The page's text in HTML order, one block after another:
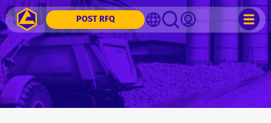
POST RFQ